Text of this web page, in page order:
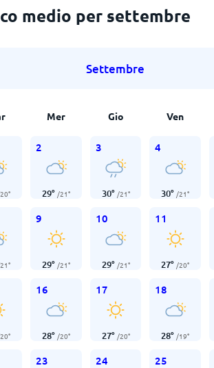
medio per settembre
Settembre
Mer Gio Ven
20°
2
29° /21°
3
30° /21°
4
30° /21°
21°
9
29° /21°
10
29° /21°
11
27° /20°
20°
16
28° /20°
17
27° /20°
18
28° /19°
23 24 25